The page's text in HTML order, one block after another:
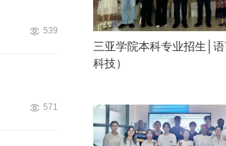
539
571
三亚学院本科专业招生│
科技）